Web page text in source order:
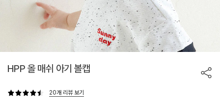
HPP 올 매쉬 아기 볼캡
20개 리뷰 보기